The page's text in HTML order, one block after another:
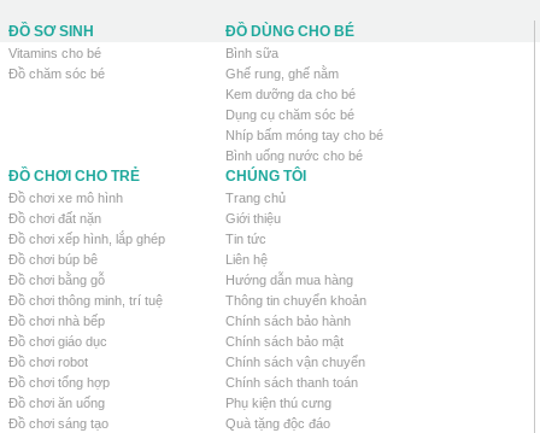
ĐỒ SƠ SINH
Vitamins cho bé
Đồ chăm sóc bé
ĐỒ DÙNG CHO BÉ
Bình sữa
Ghế rung, ghế nằm
Kem dưỡng da cho bé
Dụng cụ chăm sóc bé
Nhíp bấm móng tay cho bé
Bình uống nước cho bé
ĐỒ CHƠI CHO TRẺ
Đồ chơi xe mô hình
Đồ chơi đất nặn
Đồ chơi xếp hình, lắp ghép
Đồ chơi búp bê
Đồ chơi bằng gỗ
Đồ chơi thông minh, trí tuệ
Đồ chơi nhà bếp
Đồ chơi giáo dục
Đồ chơi robot
Đồ chơi tổng hợp
Đồ chơi ăn uống
Đồ chơi sáng tạo
CHÚNG TÔI
Trang chủ
Giới thiệu
Tin tức
Liên hệ
Hướng dẫn mua hàng
Thông tin chuyển khoản
Chính sách bảo hành
Chính sách bảo mật
Chính sách vận chuyển
Chính sách thanh toán
Phụ kiện thú cưng
Quà tặng độc đáo